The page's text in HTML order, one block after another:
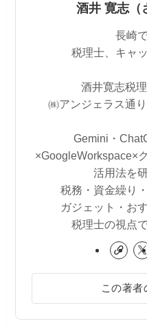
酒井 寛志（
長崎
税理士、キャ
酒井寛志税
㈱アンジェラス通
Gemini・
×GoogleWorkspace×
活用法を
税務・資金繰り
ガジェット・お
税理士の視点
この著者